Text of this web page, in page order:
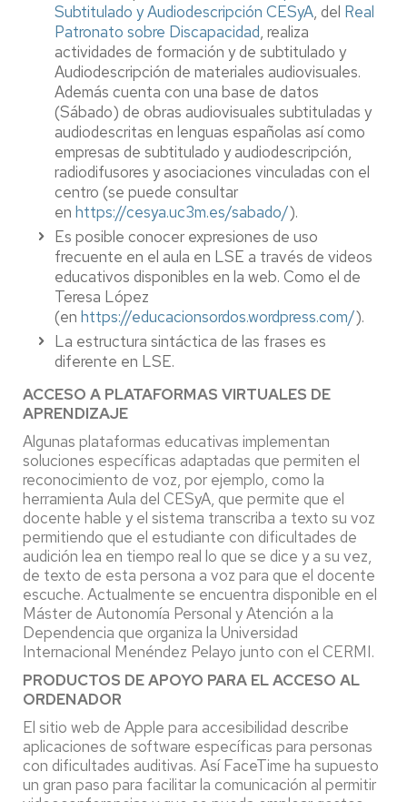
Subtitulado y Audiodescripción CESyA, del Real
Patronato sobre Discapacidad, realiza
actividades de formación y de subtitulado y
Audiodescripción de materiales audiovisuales.
Además cuenta con una base de datos
(Sábado) de obras audiovisuales subtituladas y
audiodescritas en lenguas españolas así como
empresas de subtitulado y audiodescripción,
radiodifusores y asociaciones vinculadas con el
centro (se puede consultar
en https://cesya.uc3m.es/sabado/).
Es posible conocer expresiones de uso
frecuente en el aula en LSE a través de videos
educativos disponibles en la web. Como el de
Teresa López
(en https://educacionsordos.wordpress.com/).
La estructura sintáctica de las frases es
diferente en LSE.
ACCESO A PLATAFORMAS VIRTUALES DE
APRENDIZAJE
Algunas plataformas educativas implementan
soluciones específicas adaptadas que permiten el
reconocimiento de voz, por ejemplo, como la
herramienta Aula del CESyA, que permite que el
docente hable y el sistema transcriba a texto su voz
permitiendo que el estudiante con dificultades de
audición lea en tiempo real lo que se dice y a su vez,
de texto de esta persona a voz para que el docente
escuche. Actualmente se encuentra disponible en el
Máster de Autonomía Personal y Atención a la
Dependencia que organiza la Universidad
Internacional Menéndez Pelayo junto con el CERMI.
PRODUCTOS DE APOYO PARA EL ACCESO AL
ORDENADOR
El sitio web de Apple para accesibilidad describe
aplicaciones de software específicas para personas
con dificultades auditivas. Así FaceTime ha supuesto
un gran paso para facilitar la comunicación al permitir